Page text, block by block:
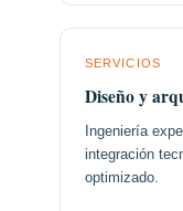
SERVICIOS
Diseño y
Ingeniería
integración
optimizado.